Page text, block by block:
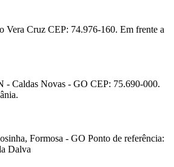
Vera Cruz CEP: 74.976-160. Em frente a
- Caldas Novas - GO CEP: 75.690-000.
Formosa - GO Ponto de referência:
Dalva